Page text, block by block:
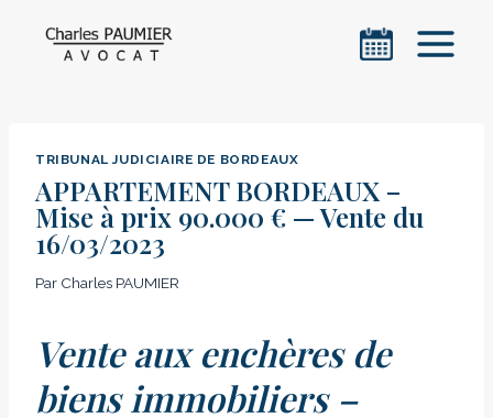
TRIBUNAL JUDICIAIRE DE BORDEAUX
APPARTEMENT BORDEAUX –
Mise à prix 90.000 € — Vente du
16/03/2023
Par Charles PAUMIER
Vente aux enchères de
biens immobiliers –